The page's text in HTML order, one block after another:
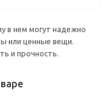
в нем могут надежно
или ценные вещи.
и прочность.